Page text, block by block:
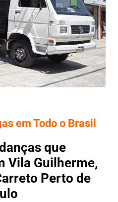
em Todo o Brasil
que
Vila Guilherme,
Perto de